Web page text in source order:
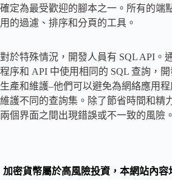
確定為最受歡迎的腳本之一。所有的端
用的過濾、排序和分頁的工具。
對於特殊情況，開發人員有 SQL API。
程序和 API 中使用相同的 SQL 查詢，
生產和維護–他們可以避免為網絡應用
維護不同的查詢集。除了節省時間和精
兩個界面之間出現錯誤或不一致的風險。
加密貨幣屬於高風險投資，本網站內容